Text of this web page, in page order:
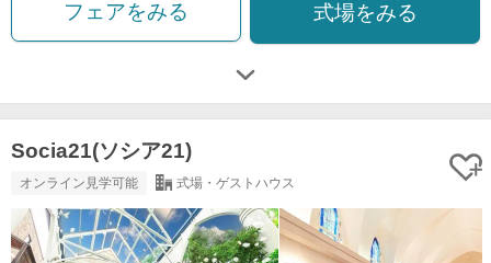
フェアをみる 式場をみる
Socia21(ソシア21)
オンライン見学可能 式場・ゲストハウス